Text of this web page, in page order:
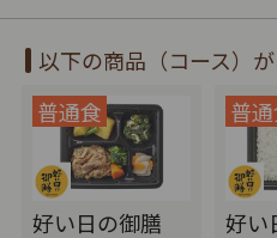
以下の商品（コース）が
好い日の御膳
好い